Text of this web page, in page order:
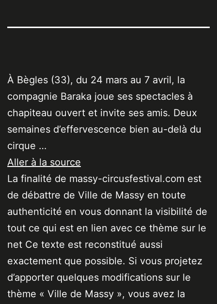
À Bègles (33), du 24 mars au 7 avril, la
compagnie Baraka joue ses spectacles à
chapiteau ouvert et invite ses amis. Deux
semaines d’effervescence bien au-delà du
cirque …
Aller à la source
La finalité de massy-circusfestival.com est
de débattre de Ville de Massy en toute
authenticité en vous donnant la visibilité de
tout ce qui est en lien avec ce thème sur le
net Ce texte est reconstitué aussi
exactement que possible. Si vous projetez
d’apporter quelques modifications sur le
thème « Ville de Massy », vous avez la